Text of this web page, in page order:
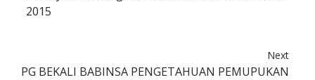
2015
Next
PG BEKALI BABINSA PENGETAHUAN PEMUPUKAN